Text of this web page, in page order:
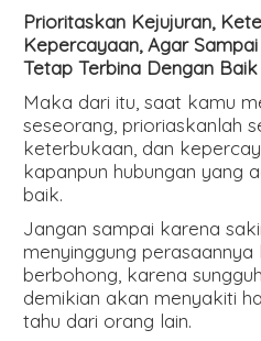
Prioritaskan Kejujuran,
Kepercayaan, Agar
Tetap Terbina Dengan Baik
Maka dari itu, saat kamu
seseorang, prioriaskanlah
keterbukaan, dan
kapanpun hubungan yang
baik.
Jangan sampai karena
menyinggung perasaannya
berbohong, karena
demikian akan menyakiti
tahu dari orang lain.